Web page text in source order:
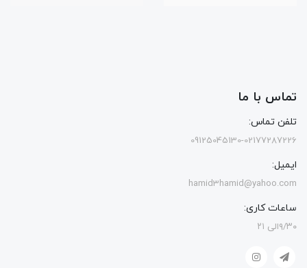
تماس با ما
تلفن تماس:
09125045130-02177287226
ایمیل:
hamid3hamid@yahoo.com
ساعات کاری:
۹/۳۰الی ۲۱